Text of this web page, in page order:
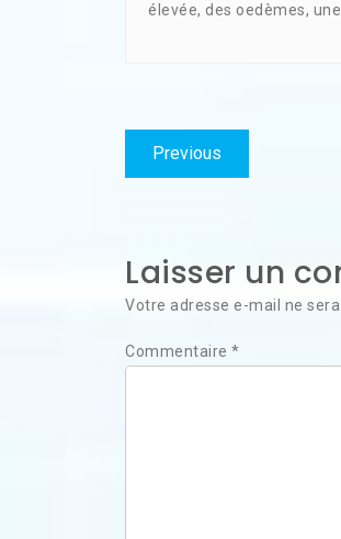
élevée, des oedèmes,
Navigation
de
Previous
post:
Laisser un
Votre adresse e-mail ne
Commentaire *